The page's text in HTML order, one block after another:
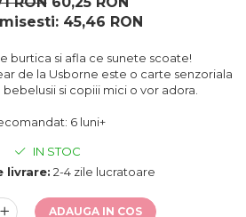
45,46 RON
burtica si afla ce sunete scoate!
de la Usborne este o carte senzoriala
si copiii mici o vor adora.
6 luni+
IN STOC
livrare: 2-4 zile lucratoare
ADAUGA IN COS